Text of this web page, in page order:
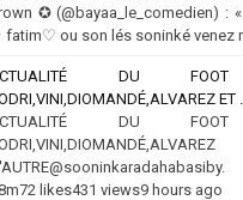
✪ (@bayaa_le_comedien) :
ou son lés soninké venez
DU FOOT
ET
DU FOOT
likes431 views9 hours ago